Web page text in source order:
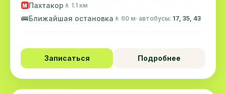
M Пахтакор 🚶 1.1 км
🚌Ближайшая остановка 🚶 60 м· автобусы: 17, 35, 43
Записаться Подробнее